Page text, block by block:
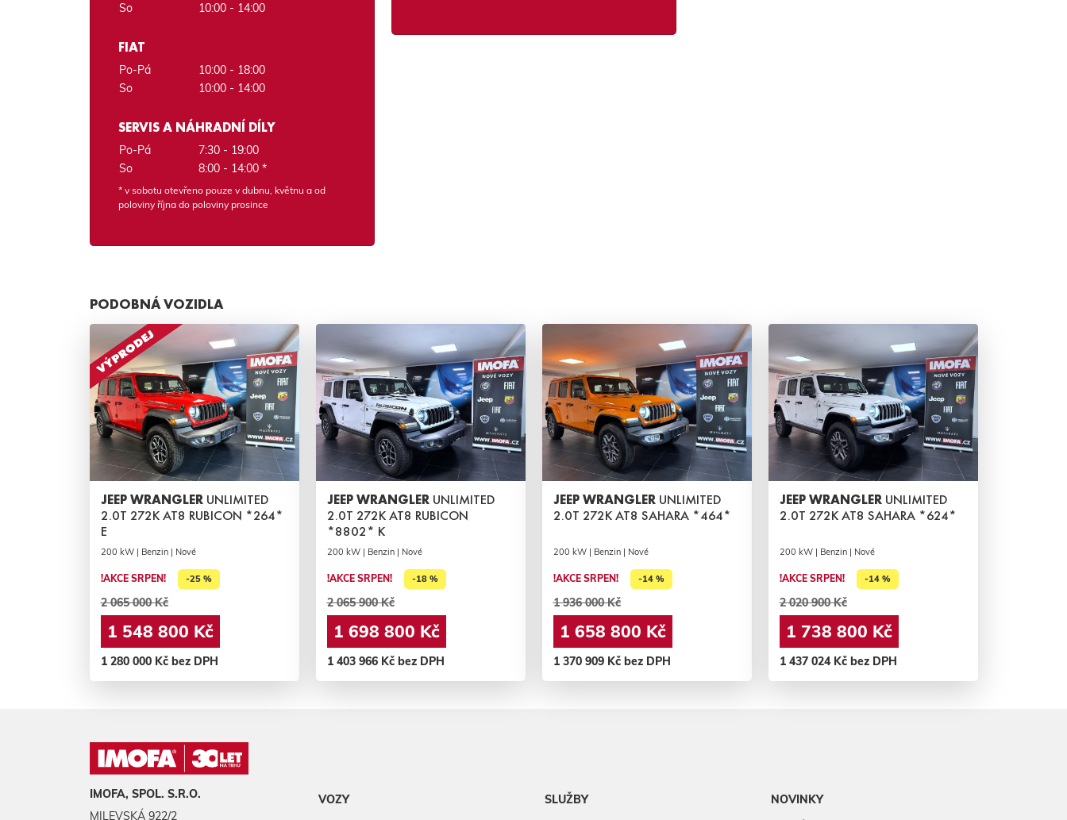
So
10:00 - 14:00
FIAT
Po-Pá
10:00 - 18:00
So
10:00 - 14:00
SERVIS A NÁHRADNÍ DÍLY
Po-Pá
7:30 - 19:00
So
8:00 - 14:00 *
* v sobotu otevřeno pouze v dubnu, květnu a od
poloviny října do poloviny prosince
PODOBNÁ VOZIDLA
JEEP WRANGLER UNLIMITED
2.0T 272K AT8 RUBICON *264*
E
200 kW | Benzin | Nové
!AKCE SRPEN! -25 %
2 065 000 Kč
1 548 800 Kč
1 280 000 Kč bez DPH
JEEP WRANGLER UNLIMITED
2.0T 272K AT8 RUBICON
*8802* K
200 kW | Benzin | Nové
!AKCE SRPEN! -18 %
2 065 900 Kč
1 698 800 Kč
1 403 966 Kč bez DPH
JEEP WRANGLER UNLIMITED
2.0T 272K AT8 SAHARA *464*
200 kW | Benzin | Nové
!AKCE SRPEN! -14 %
1 936 000 Kč
1 658 800 Kč
1 370 909 Kč bez DPH
JEEP WRANGLER UNLIMITED
2.0T 272K AT8 SAHARA *624*
200 kW | Benzin | Nové
!AKCE SRPEN! -14 %
2 020 900 Kč
1 738 800 Kč
1 437 024 Kč bez DPH
IMOFA, SPOL. S.R.O.
MILEVSKÁ 922/2
VOZY
SLUŽBY
NOVINKY